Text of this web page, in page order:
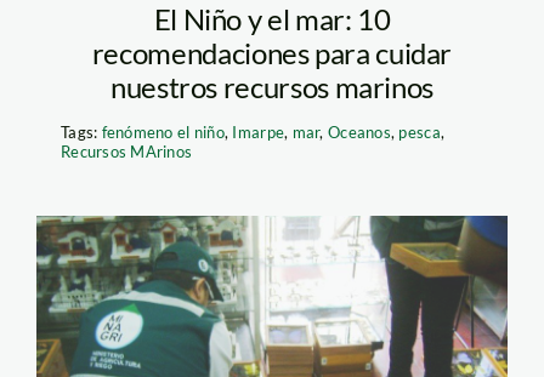
El Niño y el mar: 10
recomendaciones para cuidar
nuestros recursos marinos
Tags: fenómeno el niño, Imarpe, mar, Oceanos, pesca,
Recursos MArinos
decomiso animales
disecados1